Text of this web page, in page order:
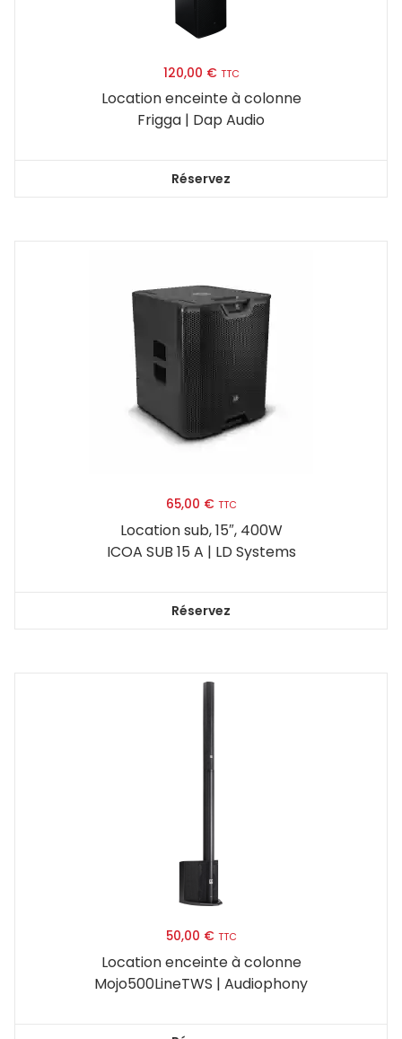
120,00 € TTC
Location enceinte à colonne
Frigga | Dap Audio
Réservez
65,00 € TTC
Location sub, 15″, 400W
ICOA SUB 15 A | LD Systems
Réservez
50,00 € TTC
Location enceinte à colonne
Mojo500LineTWS | Audiophony